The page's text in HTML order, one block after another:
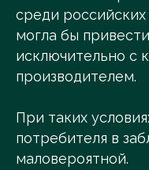
среди
могла бы
исключительно с
производителем.
При таких
потребителя в
маловероятной.